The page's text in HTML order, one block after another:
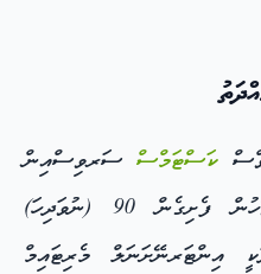
ކަސްޓަމްސް ސަރވިސްއިން
އިންވާޑް ކްލިއަރެންސް ދޭ ދުވަހުން ފެށިގެން 90 (ނުވަދިހަ)
އިންޓަރނޭށަނަލް މެރިޓައިމް